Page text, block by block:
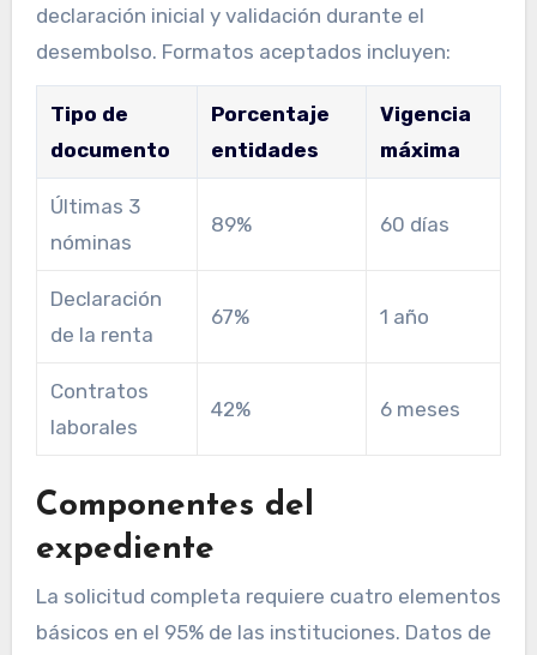
declaración inicial y validación durante el
desembolso. Formatos aceptados incluyen:
Tipo de
documento
Porcentaje
entidades
Vigencia
máxima
Últimas 3
nóminas
89% 60 días
Declaración
de la renta
67% 1 año
Contratos
laborales
42% 6 meses
Componentes del
expediente
La solicitud completa requiere cuatro elementos
básicos en el 95% de las instituciones. Datos de